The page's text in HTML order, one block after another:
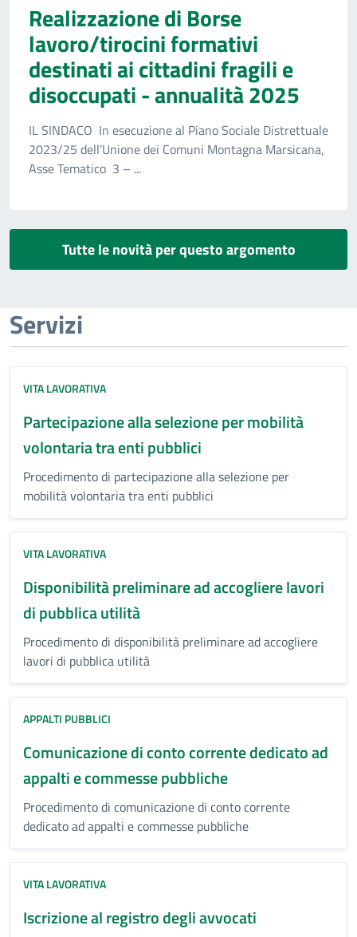
Realizzazione di Borse
lavoro/tirocini formativi
destinati ai cittadini fragili e
disoccupati - annualità 2025
IL SINDACO In esecuzione al Piano Sociale Distrettuale
2023/25 dell’Unione dei Comuni Montagna Marsicana,
Asse Tematico 3 – ...
Tutte le novità per questo argomento
Servizi
VITA LAVORATIVA
Partecipazione alla selezione per mobilità
volontaria tra enti pubblici
Procedimento di partecipazione alla selezione per
mobilità volontaria tra enti pubblici
VITA LAVORATIVA
Disponibilità preliminare ad accogliere lavori
di pubblica utilità
Procedimento di disponibilità preliminare ad accogliere
lavori di pubblica utilità
APPALTI PUBBLICI
Comunicazione di conto corrente dedicato ad
appalti e commesse pubbliche
Procedimento di comunicazione di conto corrente
dedicato ad appalti e commesse pubbliche
VITA LAVORATIVA
Iscrizione al registro degli avvocati